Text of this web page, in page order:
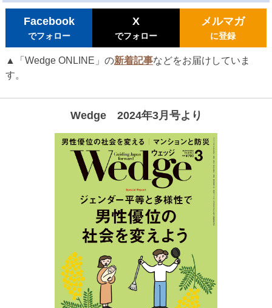
Facebook
でフォロー
X
でフォロー
メルマガ
に登録
▲「Wedge ONLINE」の新着記事などをお届けしていま
す。
Wedge 2024年3月号より